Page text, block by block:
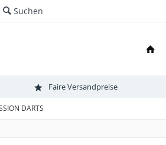
Suchen
Faire Versandpreise
DARTS